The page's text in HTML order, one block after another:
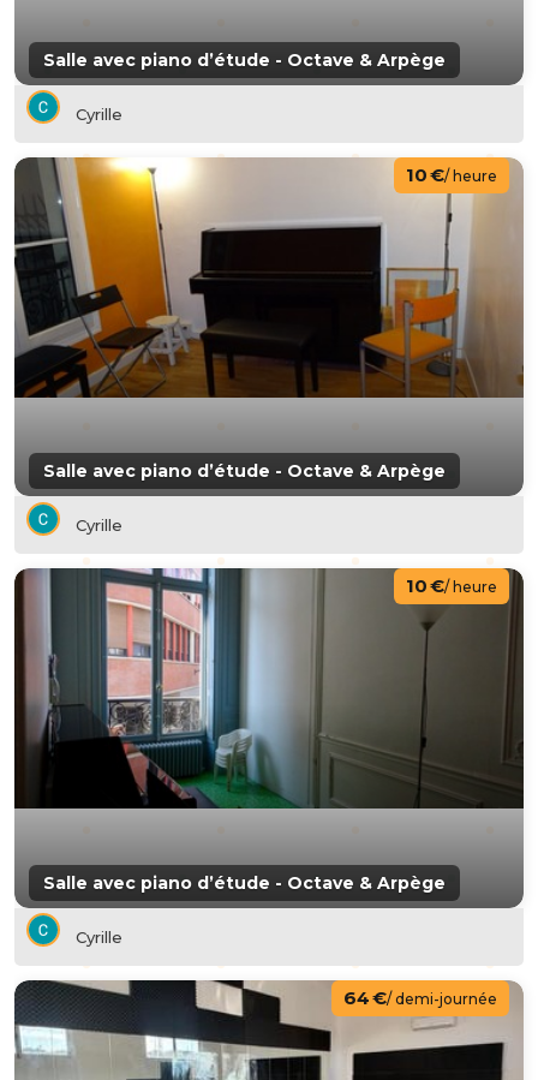
Salle avec piano d’étude - Octave & Arpège
Cyrille
Salle avec piano d’étude - Octave & Arpège
10 €/ heure
Cyrille
Salle avec piano d’étude - Octave & Arpège
10 €/ heure
Cyrille
64 €/ demi-journée